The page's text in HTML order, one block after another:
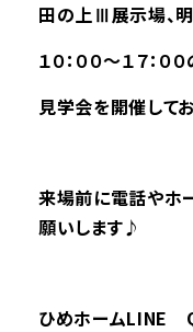
田の上Ⅲ展示場、
１０：００～１７：０
見学会を開催してお
来場前に電話やホ
願いします♪
ひめホームLINE